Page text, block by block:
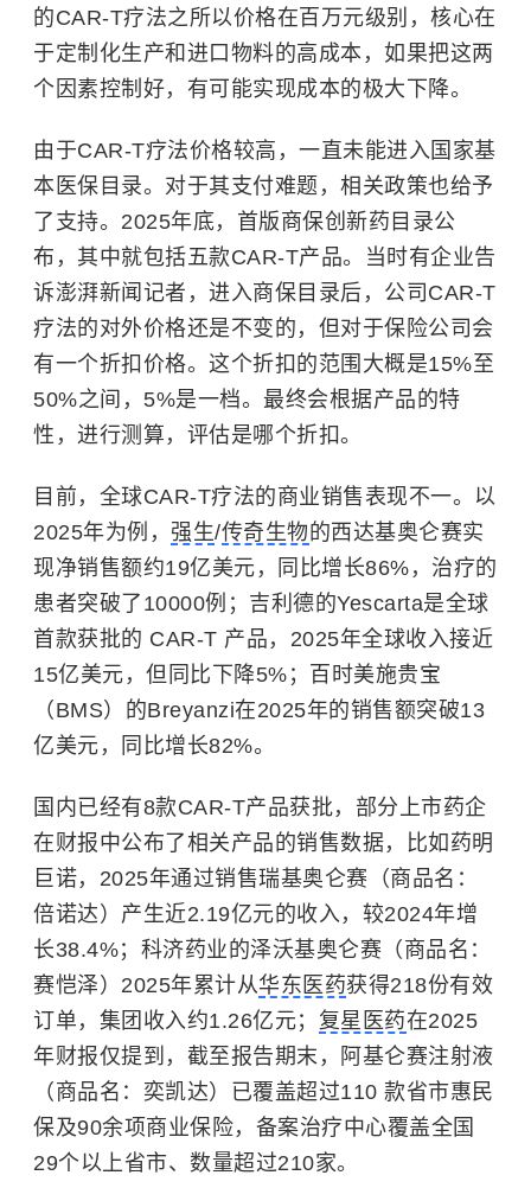
的CAR-T疗法之所以价格在百万元级别，核心在
于定制化生产和进口物料的高成本，如果把这两
个因素控制好，有可能实现成本的极大下降。
由于CAR-T疗法价格较高，一直未能进入国家基
本医保目录。对于其支付难题，相关政策也给予
了支持。2025年底，首版商保创新药目录公
布，其中就包括五款CAR-T产品。当时有企业告
诉澎湃新闻记者，进入商保目录后，公司CAR-T
疗法的对外价格还是不变的，但对于保险公司会
有一个折扣价格。这个折扣的范围大概是15%至
50%之间，5%是一档。最终会根据产品的特
性，进行测算，评估是哪个折扣。
目前，全球CAR-T疗法的商业销售表现不一。以
2025年为例， 强生/传奇生物的西达基奥仑赛实
现净销售额约19亿美元，同比增长86%，治疗的
患者突破了10000例；吉利德的Yescarta是全球
首款获批的 CAR-T 产品，2025年全球收入接近
15亿美元，但同比下降5%；百时美施贵宝
（BMS）的Breyanzi在2025年的销售额突破13
亿美元，同比增长82%。
国内已经有8款CAR-T产品获批，部分上市药企
在财报中公布了相关产品的销售数据，比如药明
巨诺，2025年通过销售瑞基奥仑赛（商品名：
倍诺达）产生近2.19亿元的收入，较2024年增
长38.4%；科济药业的泽沃基奥仑赛（商品名：
赛恺泽）2025年累计从华东医药获得218份有效
订单，集团收入约1.26亿元； 复星医药在2025
年财报仅提到，截至报告期末，
阿基仑赛注射液
（商品名：奕凯达）已覆盖超过110 款省市惠民
保及90余项商业保险，备案治疗中心覆盖全国
29个以上省市、数量超过210家。